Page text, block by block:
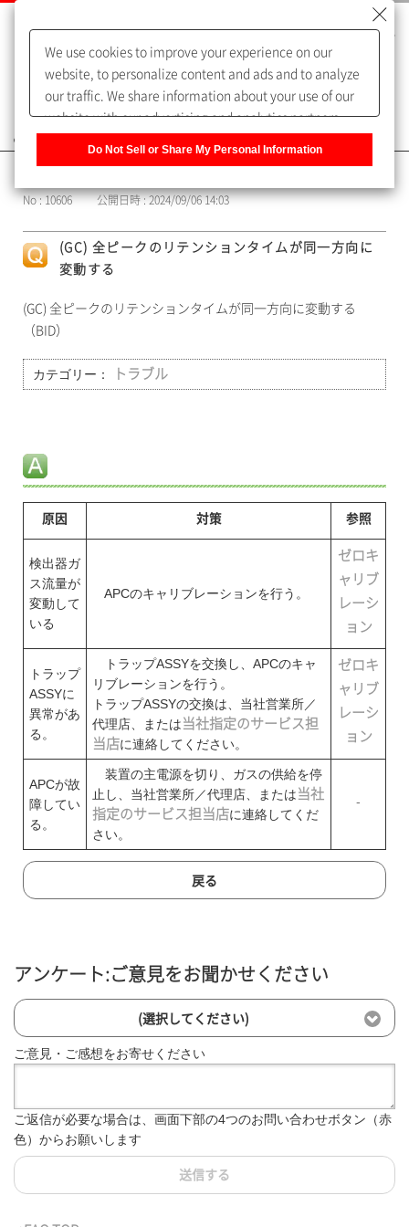
よくあるご質問（FAQ）
No : 10606 公開日時 : 2024/09/06 14:03
(GC) 全ピークのリテンションタイムが同一方向に
変動する
(GC) 全ピークのリテンションタイムが同一方向に変動する
（BID）
カテゴリー： トラブル
原因 対策 参照
検出器ガ
ス流量が
変動して
いる
APCのキャリブレーションを行う。
ゼロキ
ャリブ
レーシ
ョン
トラップ
ASSYに
異常があ
る。
トラップASSYを交換し、APCのキャ
リブレーションを行う。
トラップASSYの交換は、当社営業所／
代理店、または 当社指定のサービス担
当店に連絡してください。
ゼロキ
ャリブ
レーシ
ョン
APCが故
障してい
る。
装置の主電源を切り、ガスの供給を停
止し、当社営業所／代理店、または 当社
指定のサービス担当店に連絡してくだ
さい。
-
戻る
アンケート:ご意見をお聞かせください
(選択してください)
ご意見・ご感想をお寄せください
ご返信が必要な場合は、画面下部の4つのお問い合わせボタン（赤
色）からお願いします
送信する
We use cookies to improve your experience on our
website, to personalize content and ads and to analyze
our traffic. We share information about your use of our
website with our advertising and analytics partners,
of our sharing information about you with our partners.
Information] to customize your cookie settings on our
website. Privacy Policy
Do Not Sell or Share My Personal Information